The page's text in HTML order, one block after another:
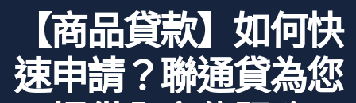
【商品貸款】如何快
速申請？聯通貸為您